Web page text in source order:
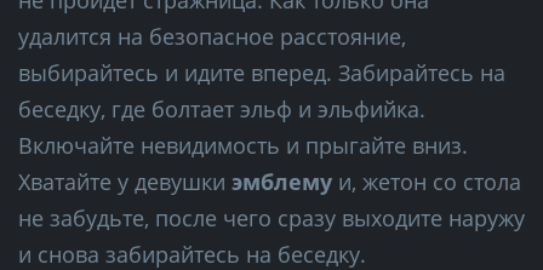
удалится на безопасное расстояние,
выбирайтесь и идите вперед. Забирайтесь на
беседку, где болтает эльф и эльфийка.
Включайте невидимость и прыгайте вниз.
Хватайте у девушки эмблему и, жетон со стола
не забудьте, после чего сразу выходите наружу
и снова забирайтесь на беседку.